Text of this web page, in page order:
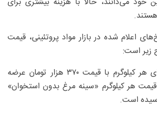
اعلام شده در بازار مواد پروتئینی، قیمت
است:
«مرغ کامل» به ازای هر کیلوگرم با قیمت ۳۷۰ هزار تومان عرضه
هر کیلوگرم «سینه مرغ بدون استخوان»